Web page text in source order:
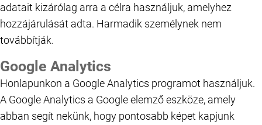
adatait kizárólag arra a célra használjuk, amelyhez
hozzájárulását adta. Harmadik személynek nem
továbbítják.
Google Analytics
Honlapunkon a Google Analytics programot használjuk.
A Google Analytics a Google elemző eszköze, amely
abban segít nekünk, hogy pontosabb képet kapjunk